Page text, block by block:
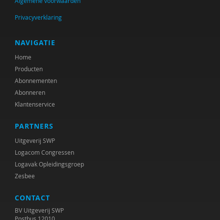
Anne Bijlsma
A.M. Bijman-Schulte
Arjan Bolt
Rudy Bonnet
H.W. van den Borne
Luc Brants
René Breuk
Sonja Brouwers
Daan Brugman
Myriam de Bruijn-Lückers
Privacyverklaring
NAVIGATIE
Home
Producten
Abonnementen
Abonneren
Klantenservice
PARTNERS
Uitgeverij SWP
Logacom Congressen
Logavak Opleidingsgroep
Zesbee
CONTACT
BV Uitgeverij SWP